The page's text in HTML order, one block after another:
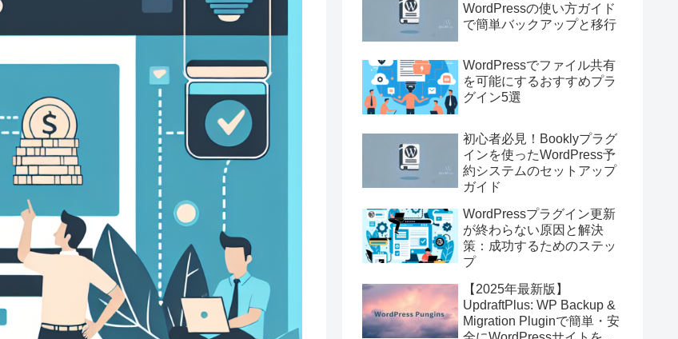
WordPressの使い方ガイド
で簡単バックアップと移行
WordPressでファイル共有
を可能にするおすすめプラ
グイン5選
初心者必見！Booklyプラグ
インを使ったWordPress予
約システムのセットアップ
ガイド
WordPressプラグイン更新
が終わらない原因と解決
策：成功するためのステッ
プ
【2025年最新版】
UpdraftPlus: WP Backup &
Migration Pluginで簡単・安